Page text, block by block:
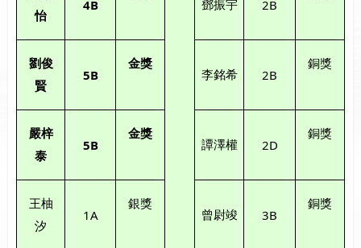
怡
4B
鄧振宇
2B
劉俊
賢
5B
金獎
李銘希
2B
銅獎
嚴梓
泰
5B
金獎
譚澤權
2D
銅獎
王柚
汐
1A
銀獎
曾尉竣
3B
銅獎